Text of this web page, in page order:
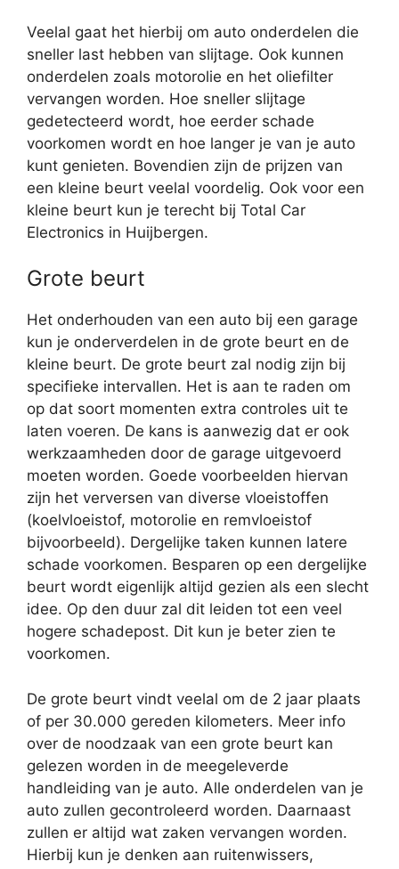
Veelal gaat het hierbij om auto onderdelen die
sneller last hebben van slijtage. Ook kunnen
onderdelen zoals motorolie en het oliefilter
vervangen worden. Hoe sneller slijtage
gedetecteerd wordt, hoe eerder schade
voorkomen wordt en hoe langer je van je auto
kunt genieten. Bovendien zijn de prijzen van
een kleine beurt veelal voordelig. Ook voor een
kleine beurt kun je terecht bij Total Car
Electronics in Huijbergen.
Grote beurt
Het onderhouden van een auto bij een garage
kun je onderverdelen in de grote beurt en de
kleine beurt. De grote beurt zal nodig zijn bij
specifieke intervallen. Het is aan te raden om
op dat soort momenten extra controles uit te
laten voeren. De kans is aanwezig dat er ook
werkzaamheden door de garage uitgevoerd
moeten worden. Goede voorbeelden hiervan
zijn het verversen van diverse vloeistoffen
(koelvloeistof, motorolie en remvloeistof
bijvoorbeeld). Dergelijke taken kunnen latere
schade voorkomen. Besparen op een dergelijke
beurt wordt eigenlijk altijd gezien als een slecht
idee. Op den duur zal dit leiden tot een veel
hogere schadepost. Dit kun je beter zien te
voorkomen.
De grote beurt vindt veelal om de 2 jaar plaats
of per 30.000 gereden kilometers. Meer info
over de noodzaak van een grote beurt kan
gelezen worden in de meegeleverde
handleiding van je auto. Alle onderdelen van je
auto zullen gecontroleerd worden. Daarnaast
zullen er altijd wat zaken vervangen worden.
Hierbij kun je denken aan ruitenwissers,